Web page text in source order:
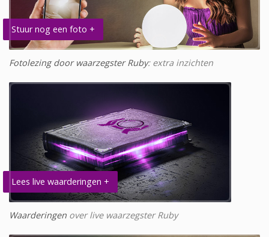
Stuur nog een foto +
Fotolezing door waarzegster Ruby: extra inzichten
Lees live waarderingen +
Waarderingen over live waarzegster Ruby